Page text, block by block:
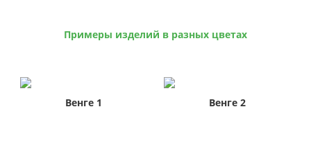
Примеры изделий в разных цветах
Венге 1 Венге 2